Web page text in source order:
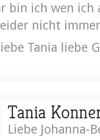
bin ich wen
nicht
Tania liebe
Tania
Liebe Johanna-